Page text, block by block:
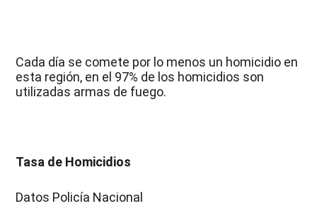
Cada día se comete por lo menos un homicidio en
esta región, en el 97% de los homicidios son
utilizadas armas de fuego.
Tasa de Homicidios
Datos Policía Nacional